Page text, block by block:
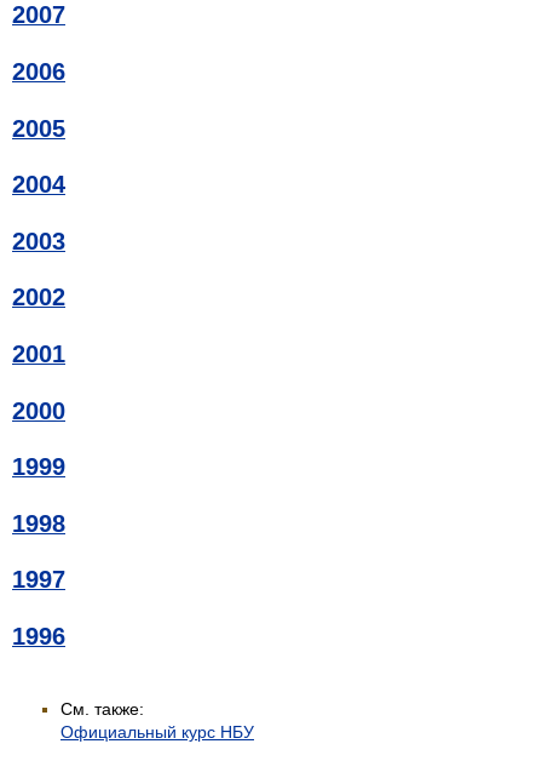
2007
2006
2005
2004
2003
2002
2001
2000
1999
1998
1997
1996
См. также:
Официальный курс НБУ